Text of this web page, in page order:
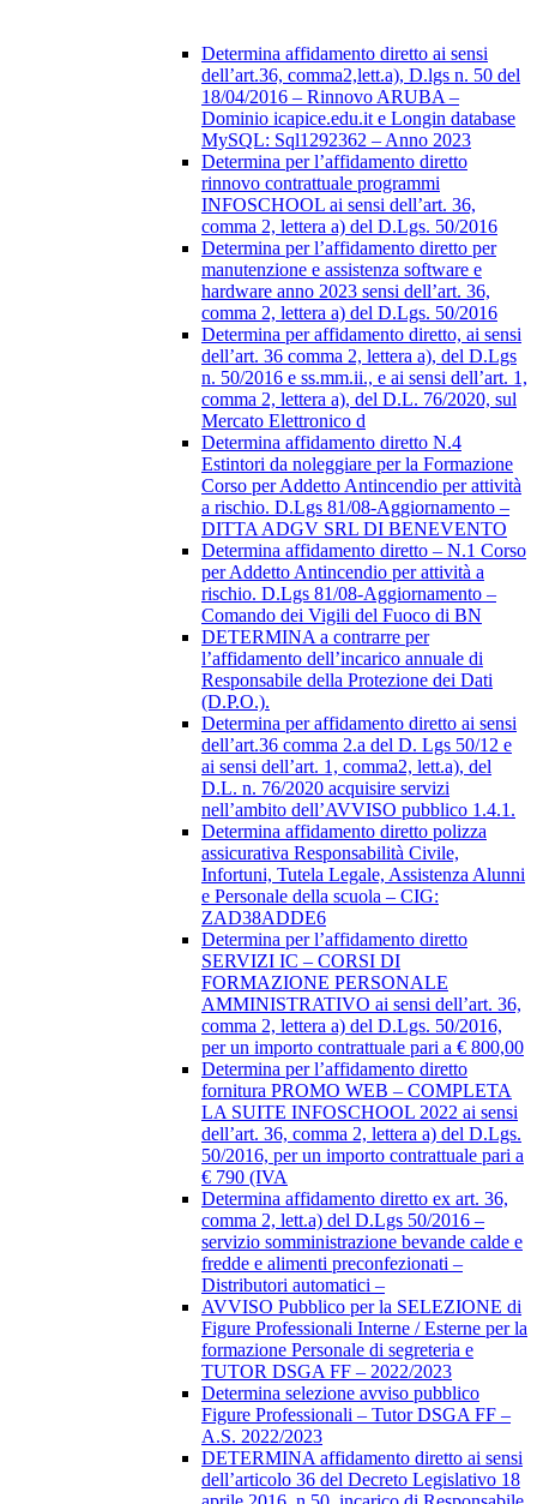
Determina affidamento diretto ai sensi
dell’art.36, comma2,lett.a), D.lgs n. 50 del
18/04/2016 – Rinnovo ARUBA –
Dominio icapice.edu.it e Longin database
MySQL: Sql1292362 – Anno 2023
Determina per l’affidamento diretto
rinnovo contrattuale programmi
INFOSCHOOL ai sensi dell’art. 36,
comma 2, lettera a) del D.Lgs. 50/2016
Determina per l’affidamento diretto per
manutenzione e assistenza software e
hardware anno 2023 sensi dell’art. 36,
comma 2, lettera a) del D.Lgs. 50/2016
Determina per affidamento diretto, ai sensi
dell’art. 36 comma 2, lettera a), del D.Lgs
n. 50/2016 e ss.mm.ii., e ai sensi dell’art. 1,
comma 2, lettera a), del D.L. 76/2020, sul
Mercato Elettronico d
Determina affidamento diretto N.4
Estintori da noleggiare per la Formazione
Corso per Addetto Antincendio per attività
a rischio. D.Lgs 81/08-Aggiornamento –
DITTA ADGV SRL DI BENEVENTO
Determina affidamento diretto – N.1 Corso
per Addetto Antincendio per attività a
rischio. D.Lgs 81/08-Aggiornamento –
Comando dei Vigili del Fuoco di BN
DETERMINA a contrarre per
l’affidamento dell’incarico annuale di
Responsabile della Protezione dei Dati
(D.P.O.).
Determina per affidamento diretto ai sensi
dell’art.36 comma 2.a del D. Lgs 50/12 e
ai sensi dell’art. 1, comma2, lett.a), del
D.L. n. 76/2020 acquisire servizi
nell’ambito dell’AVVISO pubblico 1.4.1.
Determina affidamento diretto polizza
assicurativa Responsabilità Civile,
Infortuni, Tutela Legale, Assistenza Alunni
e Personale della scuola – CIG:
ZAD38ADDE6
Determina per l’affidamento diretto
SERVIZI IC – CORSI DI
FORMAZIONE PERSONALE
AMMINISTRATIVO ai sensi dell’art. 36,
comma 2, lettera a) del D.Lgs. 50/2016,
per un importo contrattuale pari a € 800,00
Determina per l’affidamento diretto
fornitura PROMO WEB – COMPLETA
LA SUITE INFOSCHOOL 2022 ai sensi
dell’art. 36, comma 2, lettera a) del D.Lgs.
50/2016, per un importo contrattuale pari a
€ 790 (IVA
Determina affidamento diretto ex art. 36,
comma 2, lett.a) del D.Lgs 50/2016 –
servizio somministrazione bevande calde e
fredde e alimenti preconfezionati –
Distributori automatici –
AVVISO Pubblico per la SELEZIONE di
Figure Professionali Interne / Esterne per la
formazione Personale di segreteria e
TUTOR DSGA FF – 2022/2023
Determina selezione avviso pubblico
Figure Professionali – Tutor DSGA FF –
A.S. 2022/2023
DETERMINA affidamento diretto ai sensi
dell’articolo 36 del Decreto Legislativo 18